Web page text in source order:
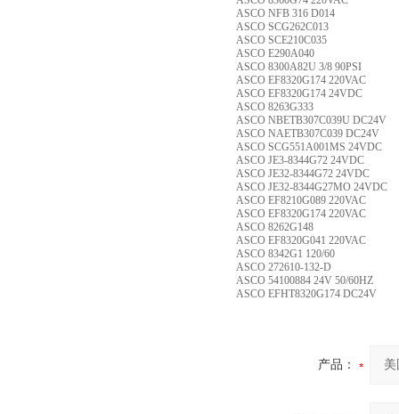
ASCO NFB 316 D014
ASCO SCG262C013
ASCO SCE210C035
ASCO E290A040
ASCO 8300A82U 3/8 90PSI
ASCO EF8320G174 220VAC
ASCO EF8320G174 24VDC
ASCO 8263G333
ASCO NBETB307C039U DC24V
ASCO NAETB307C039 DC24V
ASCO SCG551A001MS 24VDC
ASCO JE3-8344G72 24VDC
ASCO JE32-8344G72 24VDC
ASCO JE32-8344G27MO 24VDC
ASCO EF8210G089 220VAC
ASCO EF8320G174 220VAC
ASCO 8262G148
ASCO EF8320G041 220VAC
ASCO 8342G1 120/60
ASCO 272610-132-D
ASCO 54100884 24V 50/60HZ
ASCO EFHT8320G174 DC24V
产品：